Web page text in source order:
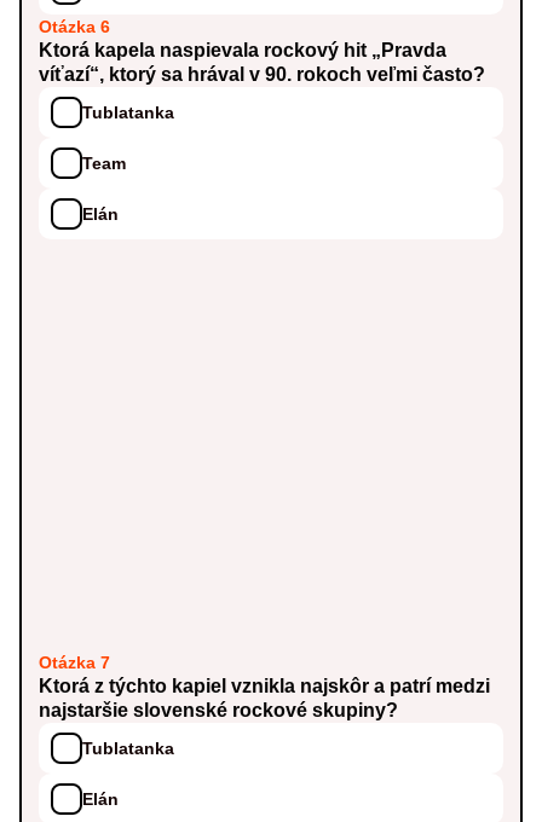
Otázka 6
Ktorá kapela naspievala rockový hit „Pravda
víťazí“, ktorý sa hrával v 90. rokoch veľmi často?
Tublatanka
Team
Elán
Otázka 7
Ktorá z týchto kapiel vznikla najskôr a patrí medzi
najstaršie slovenské rockové skupiny?
Tublatanka
Elán